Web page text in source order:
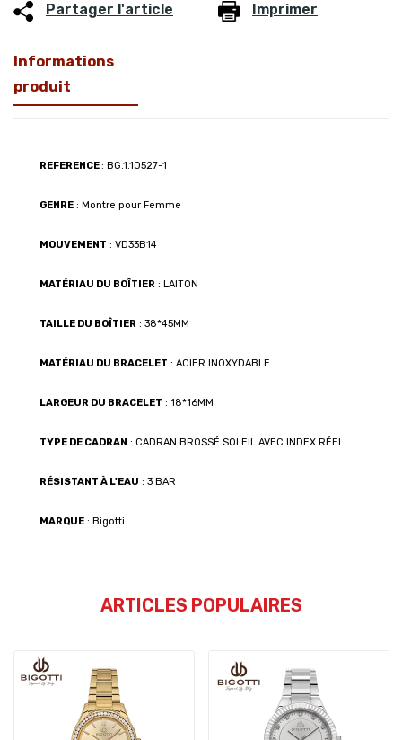
Partager l'article Imprimer
Informations
produit
REFERENCE : BG.1.10527-1
GENRE : Montre pour Femme
MOUVEMENT : VD33B14
MATÉRIAU DU BOÎTIER : LAITON
TAILLE DU BOÎTIER : 38*45MM
MATÉRIAU DU BRACELET : ACIER INOXYDABLE
LARGEUR DU BRACELET : 18*16MM
TYPE DE CADRAN : CADRAN BROSSÉ SOLEIL AVEC INDEX RÉEL
RÉSISTANT À L'EAU : 3 BAR
MARQUE : Bigotti
ARTICLES POPULAIRES